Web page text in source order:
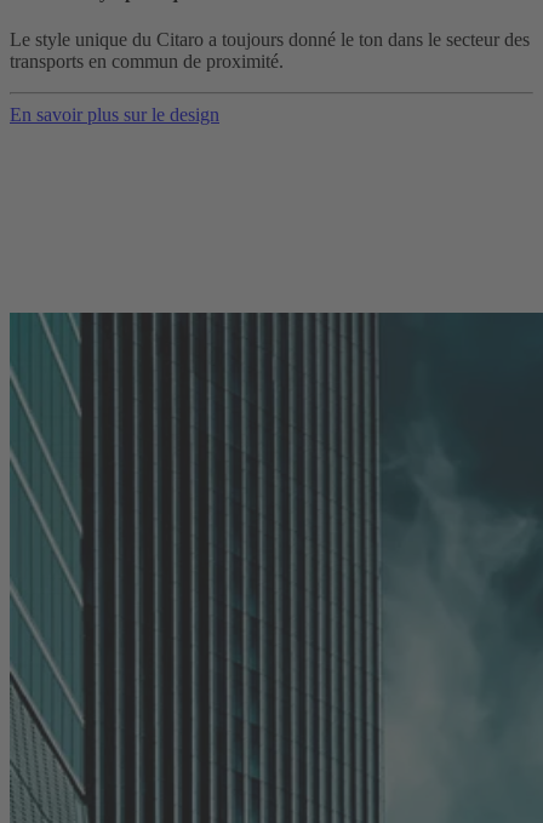
Le style unique du Citaro a toujours donné le ton dans le secteur des
transports en commun de proximité.
En savoir plus sur le design